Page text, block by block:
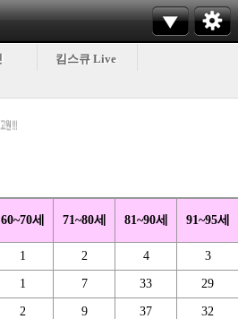
킴스큐 Live
60~70세 71~80세 81~90세 91~95세
1 2 4 3
1 7 33 29
2 9 37 32